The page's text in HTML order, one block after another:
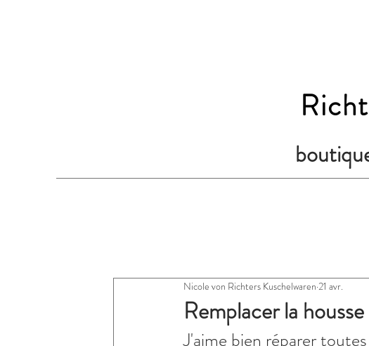
Remplacer la
Nicole von Richters Kuschelwaren 21 avr.
J'aime bien réparer